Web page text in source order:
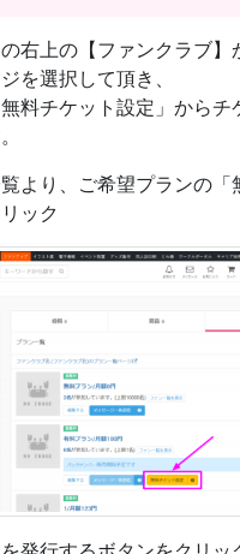
右上の【ファンクラブ】
を選択して頂き、
料チケット設定」からチ
より、ご希望プランの「
ック